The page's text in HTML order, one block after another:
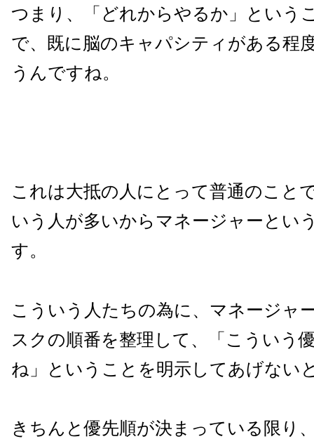
つまり、「どれからやるか」という
で、既に脳のキャパシティがある程
うんですね。
これは大抵の人にとって普通のこと
いう人が多いからマネージャーとい
す。
こういう人たちの為に、マネージャ
スクの順番を整理して、「こういう
ね」ということを明示してあげない
きちんと優先順が決まっている限り